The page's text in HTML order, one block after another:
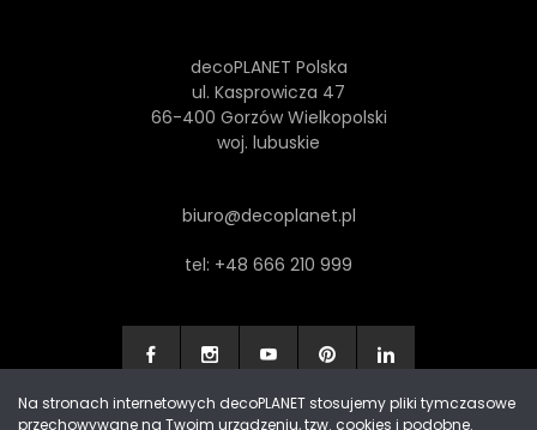
decoPLANET Polska
ul. Kasprowicza 47
66-400 Gorzów Wielkopolski
woj. lubuskie
biuro@decoplanet.pl
tel: +48 666 210 999
Na stronach internetowych decoPLANET stosujemy pliki tymczasowe
przechowywane na Twoim urządzeniu, tzw. cookies i podobne.